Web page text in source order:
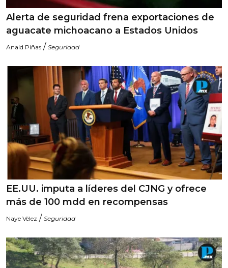
Alerta de seguridad frena exportaciones de
aguacate michoacano a Estados Unidos
Anaid Piñas / Seguridad
EE.UU. imputa a líderes del CJNG y ofrece
más de 100 mdd en recompensas
Naye Vélez / Seguridad